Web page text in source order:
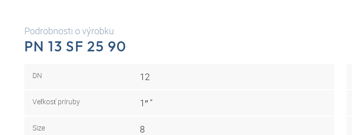
Podrobnosti o výrobku
PN 13 SF 25 90
DN 12
Veľkosť príruby 1″ "
Size 8